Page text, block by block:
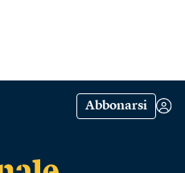
Abbonarsi